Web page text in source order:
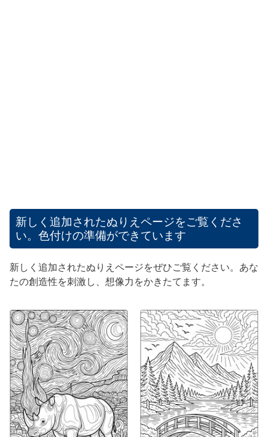
新しく追加されたぬりえページをご覧くださ
い。色付けの準備ができています
新しく追加されたぬりえページをぜひご覧ください。あな
たの創造性を刺激し、想像力をかきたてます。